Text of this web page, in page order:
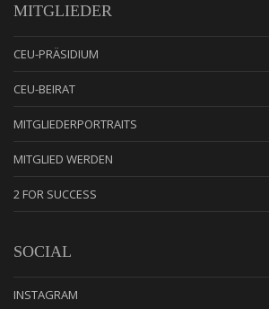
MITGLIEDER
CEU-PRÄSIDIUM
CEU-BEIRAT
MITGLIEDERPORTRAITS
MITGLIED WERDEN
2 FOR SUCCESS
SOCIAL
INSTAGRAM